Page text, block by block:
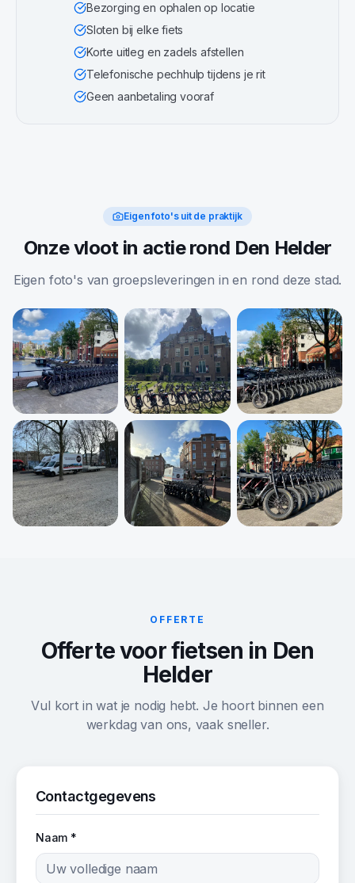
Bezorging en ophalen op locatie
Sloten bij elke fiets
Korte uitleg en zadels afstellen
Telefonische pechhulp tijdens je rit
Geen aanbetaling vooraf
Eigen foto's uit de praktijk
Onze vloot in actie rond Den Helder
Eigen foto's van groepsleveringen in en rond deze stad.
OFFERTE
Offerte voor fietsen in Den
Helder
Vul kort in wat je nodig hebt. Je hoort binnen een
werkdag van ons, vaak sneller.
Contactgegevens
Naam *